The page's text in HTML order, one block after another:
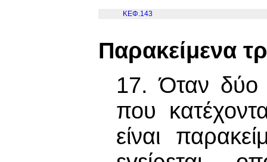
ΚΕΦ.143
Παρακείμενα
17. Όταν δύο
που
είναι